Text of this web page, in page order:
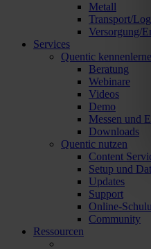
Metall
Transport/
Versorgung/
Services
Quentic
Beratung
Webinare
Videos
Demo
Messen und
Downloads
Quentic nutzen
Content
Setup und
Updates
Support
Online-
Community
Ressourcen